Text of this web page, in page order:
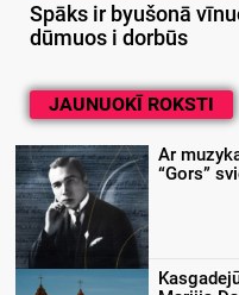
Spāks ir byušonā
dūmuos i dorbūs
JAUNUOKĪ ROKSTI
Ar
“Gors”